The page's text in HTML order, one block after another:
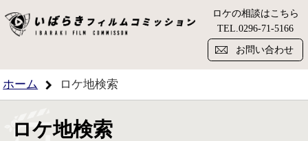
い
ロケの相談はこちら
TEL.0296-71-5166
お問い合わせ
ホーム ロケ地検索
ロケ地検索